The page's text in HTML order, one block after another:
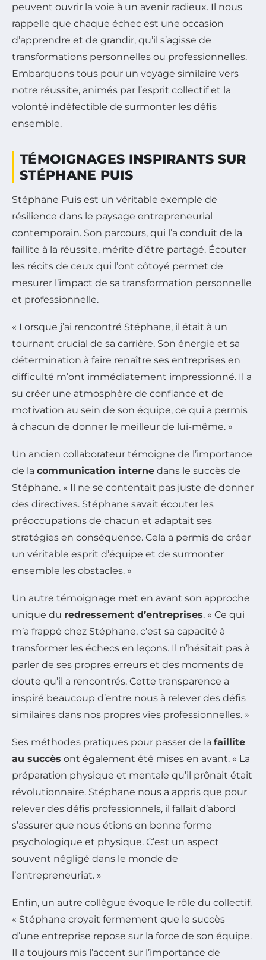
peuvent ouvrir la voie à un avenir radieux. Il nous
rappelle que chaque échec est une occasion
d’apprendre et de grandir, qu’il s’agisse de
transformations personnelles ou professionnelles.
Embarquons tous pour un voyage similaire vers
notre réussite, animés par l’esprit collectif et la
volonté indéfectible de surmonter les défis
ensemble.
TÉMOIGNAGES INSPIRANTS SUR
STÉPHANE PUIS
Stéphane Puis est un véritable exemple de
résilience dans le paysage entrepreneurial
contemporain. Son parcours, qui l’a conduit de la
faillite à la réussite, mérite d’être partagé. Écouter
les récits de ceux qui l’ont côtoyé permet de
mesurer l’impact de sa transformation personnelle
et professionnelle.
« Lorsque j’ai rencontré Stéphane, il était à un
tournant crucial de sa carrière. Son énergie et sa
détermination à faire renaître ses entreprises en
difficulté m’ont immédiatement impressionné. Il a
su créer une atmosphère de confiance et de
motivation au sein de son équipe, ce qui a permis
à chacun de donner le meilleur de lui-même. »
Un ancien collaborateur témoigne de l’importance
de la communication interne dans le succès de
Stéphane. « Il ne se contentait pas juste de donner
des directives. Stéphane savait écouter les
préoccupations de chacun et adaptait ses
stratégies en conséquence. Cela a permis de créer
un véritable esprit d’équipe et de surmonter
ensemble les obstacles. »
Un autre témoignage met en avant son approche
unique du redressement d’entreprises. « Ce qui
m’a frappé chez Stéphane, c’est sa capacité à
transformer les échecs en leçons. Il n’hésitait pas à
parler de ses propres erreurs et des moments de
doute qu’il a rencontrés. Cette transparence a
inspiré beaucoup d’entre nous à relever des défis
similaires dans nos propres vies professionnelles. »
Ses méthodes pratiques pour passer de la faillite
au succès ont également été mises en avant. « La
préparation physique et mentale qu’il prônait était
révolutionnaire. Stéphane nous a appris que pour
relever des défis professionnels, il fallait d’abord
s’assurer que nous étions en bonne forme
psychologique et physique. C’est un aspect
souvent négligé dans le monde de
l’entrepreneuriat. »
Enfin, un autre collègue évoque le rôle du collectif.
« Stéphane croyait fermement que le succès
d’une entreprise repose sur la force de son équipe.
Il a toujours mis l’accent sur l’importance de